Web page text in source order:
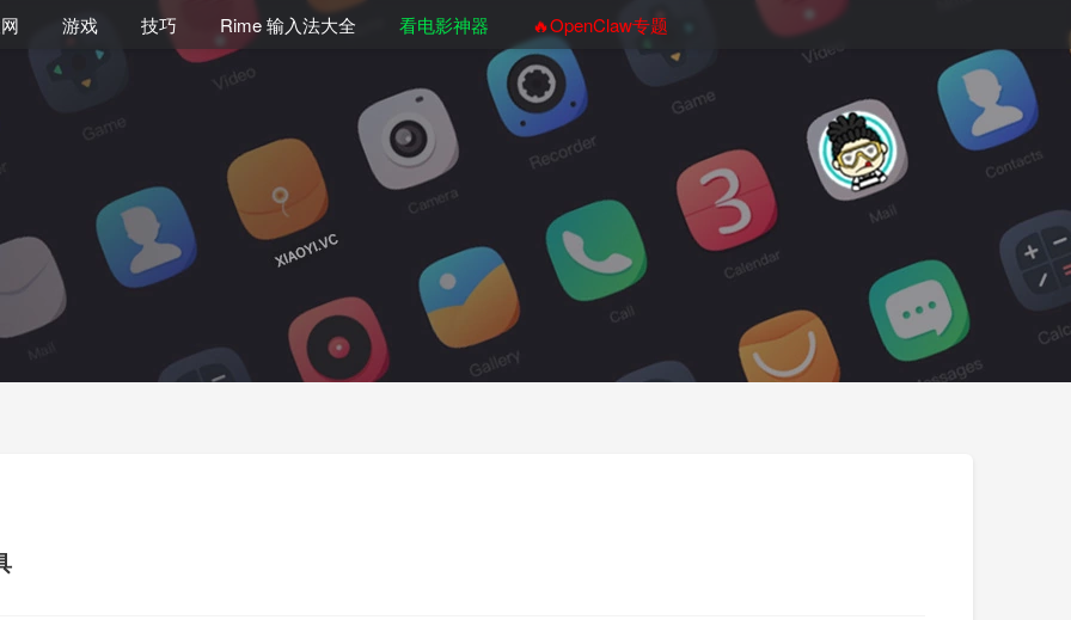
游戏 技巧 Rime 输入法大全 看电影神器 🔥OpenClaw专题